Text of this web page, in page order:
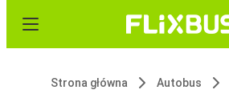
Strona główna Autobus